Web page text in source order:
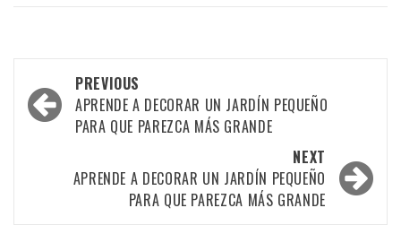
Post
navigation
PREVIOUS
APRENDE A DECORAR UN JARDÍN PEQUEÑO
PARA QUE PAREZCA MÁS GRANDE
NEXT
APRENDE A DECORAR UN JARDÍN PEQUEÑO
PARA QUE PAREZCA MÁS GRANDE